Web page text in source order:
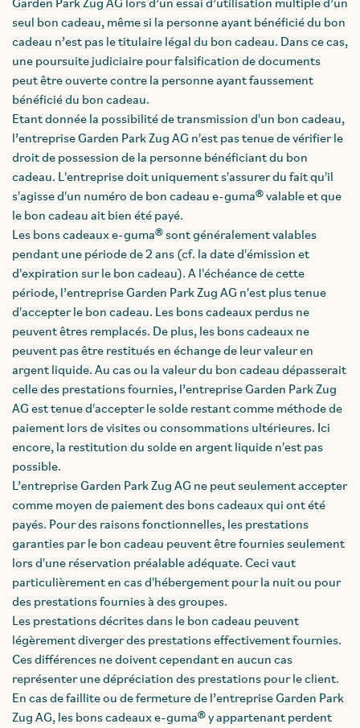
Garden Park Zug AG lors d’un essai d’utilisation multiple d’un
seul bon cadeau, même si la personne ayant bénéficié du bon
cadeau n’est pas le titulaire légal du bon cadeau. Dans ce cas,
une poursuite judiciaire pour falsification de documents
peut être ouverte contre la personne ayant faussement
bénéficié du bon cadeau.
Etant donnée la possibilité de transmission d'un bon cadeau,
l’entreprise Garden Park Zug AG n'est pas tenue de vérifier le
droit de possession de la personne bénéficiant du bon
cadeau. L'entreprise doit uniquement s'assurer du fait qu'il
s'agisse d'un numéro de bon cadeau e-guma® valable et que
le bon cadeau ait bien été payé.
Les bons cadeaux e-guma® sont généralement valables
pendant une période de 2 ans (cf. la date d'émission et
d'expiration sur le bon cadeau). A l'échéance de cette
période, l’entreprise Garden Park Zug AG n'est plus tenue
d'accepter le bon cadeau. Les bons cadeaux perdus ne
peuvent êtres remplacés. De plus, les bons cadeaux ne
peuvent pas être restitués en échange de leur valeur en
argent liquide. Au cas ou la valeur du bon cadeau dépasserait
celle des prestations fournies, l’entreprise Garden Park Zug
AG est tenue d'accepter le solde restant comme méthode de
paiement lors de visites ou consommations ultérieures. Ici
encore, la restitution du solde en argent liquide n'est pas
possible.
L’entreprise Garden Park Zug AG ne peut seulement accepter
comme moyen de paiement des bons cadeaux qui ont été
payés. Pour des raisons fonctionnelles, les prestations
garanties par le bon cadeau peuvent être fournies seulement
lors d'une réservation préalable adéquate. Ceci vaut
particulièrement en cas d'hébergement pour la nuit ou pour
des prestations fournies à des groupes.
Les prestations décrites dans le bon cadeau peuvent
légèrement diverger des prestations effectivement fournies.
Ces différences ne doivent cependant en aucun cas
représenter une dépréciation des prestations pour le client.
En cas de faillite ou de fermeture de l’entreprise Garden Park
Zug AG, les bons cadeaux e-guma® y appartenant perdent